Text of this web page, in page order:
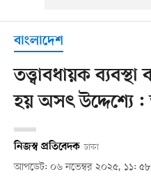
বাংলাদেশ
তত্ত্বাবধায়ক
হয় অসৎ উদ্দেশ্যে :
নিজস্ব প্রতিবেদক ঢাকা
আপডেট: ০৬ নভেম্বর ২০২৫, ১১: ৫৮